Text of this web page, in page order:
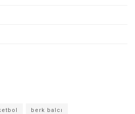
berk balcı